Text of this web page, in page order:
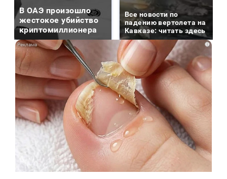
В ОАЭ произошло
жестокое убийство
криптомиллионера
Все новости по
падению вертолета на
Кавказе: читать здесь
i